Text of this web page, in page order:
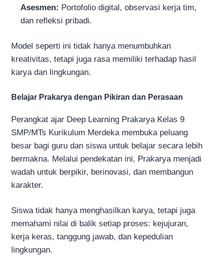
Asesmen: Portofolio digital, observasi kerja tim,
dan refleksi pribadi.
Model seperti ini tidak hanya menumbuhkan
kreativitas, tetapi juga rasa memiliki terhadap hasil
karya dan lingkungan.
Belajar Prakarya dengan Pikiran dan Perasaan
Perangkat ajar Deep Learning Prakarya Kelas 9
SMP/MTs Kurikulum Merdeka membuka peluang
besar bagi guru dan siswa untuk belajar secara lebih
bermakna. Melalui pendekatan ini, Prakarya menjadi
wadah untuk berpikir, berinovasi, dan membangun
karakter.
Siswa tidak hanya menghasilkan karya, tetapi juga
memahami nilai di balik setiap proses: kejujuran,
kerja keras, tanggung jawab, dan kepedulian
lingkungan.